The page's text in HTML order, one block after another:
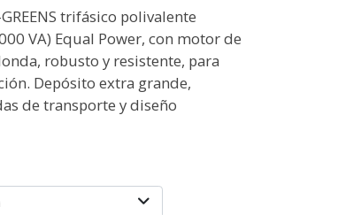
trifásico polivalente
VA) Equal Power, con motor de
robusto y resistente, para
Depósito extra grande,
de transporte y diseño